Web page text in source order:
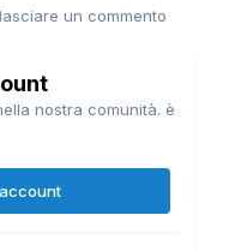
un commento
nostra comunità. è